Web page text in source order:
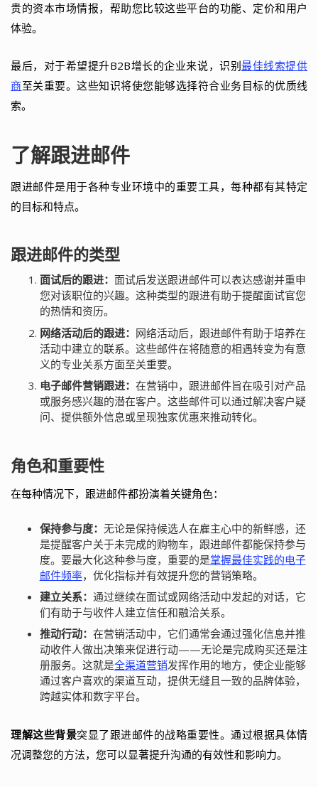
贵的资本市场情报，帮助您比较这些平台的功能、定价和用户
体验。
最后，对于希望提升B2B增长的企业来说，识别最佳线索提供
商至关重要。这些知识将使您能够选择符合业务目标的优质线
索。
了解跟进邮件
跟进邮件是用于各种专业环境中的重要工具，每种都有其特定
的目标和特点。
跟进邮件的类型
面试后的跟进： 面试后发送跟进邮件可以表达感谢并重申
您对该职位的兴趣。这种类型的跟进有助于提醒面试官您
的热情和资历。
网络活动后的跟进： 网络活动后，跟进邮件有助于培养在
活动中建立的联系。这些邮件在将随意的相遇转变为有意
义的专业关系方面至关重要。
电子邮件营销跟进： 在营销中，跟进邮件旨在吸引对产品
或服务感兴趣的潜在客户。这些邮件可以通过解决客户疑
问、提供额外信息或呈现独家优惠来推动转化。
角色和重要性
在每种情况下，跟进邮件都扮演着关键角色：
保持参与度： 无论是保持候选人在雇主心中的新鲜感，还
是提醒客户关于未完成的购物车，跟进邮件都能保持参与
度。要最大化这种参与度，重要的是掌握最佳实践的电子
邮件频率，优化指标并有效提升您的营销策略。
建立关系： 通过继续在面试或网络活动中发起的对话，它
们有助于与收件人建立信任和融洽关系。
推动行动： 在营销活动中，它们通常会通过强化信息并推
动收件人做出决策来促进行动——无论是完成购买还是注
册服务。这就是全渠道营销发挥作用的地方，使企业能够
通过客户喜欢的渠道互动，提供无缝且一致的品牌体验，
跨越实体和数字平台。
理解这些背景突显了跟进邮件的战略重要性。通过根据具体情
况调整您的方法，您可以显著提升沟通的有效性和影响力。